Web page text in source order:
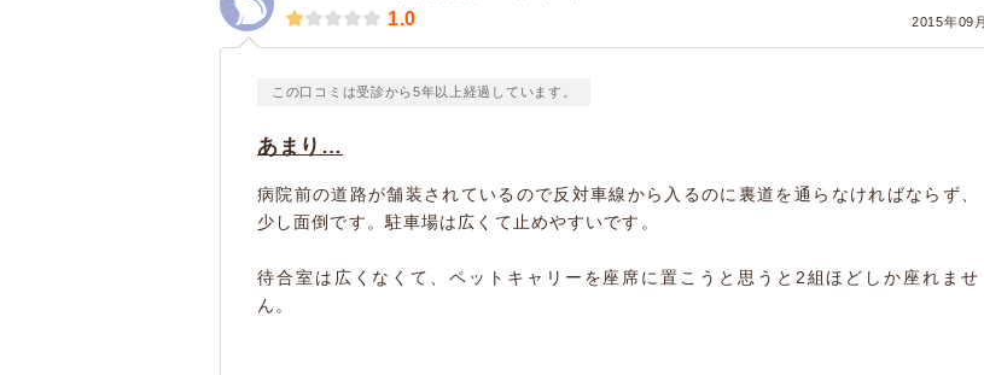
2015年09
1.0
この口コミは受診から5年以上経過しています。
あまり…
病院前の道路が舗装されているので反対車線から入るのに裏道を通らなければならず、
少し面倒です。駐車場は広くて止めやすいです。
待合室は広くなくて、ペットキャリーを座席に置こうと思うと2組ほどしか座れませ
ん。